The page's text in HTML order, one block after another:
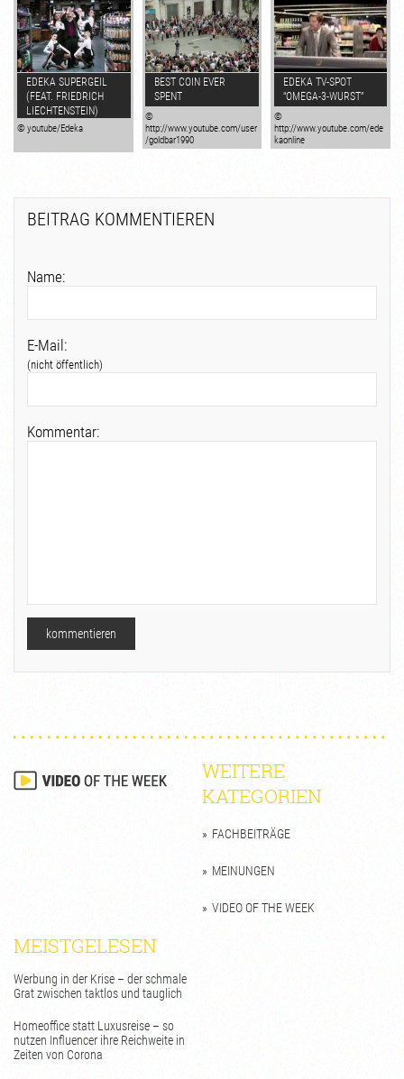
EDEKA SUPERGEIL
(FEAT. FRIEDRICH
LIECHTENSTEIN)
© youtube/Edeka
BEST COIN EVER
SPENT
©
http://www.youtube.com/user
/goldbar1990
EDEKA TV-SPOT
“OMEGA-3-WURST”
©
http://www.youtube.com/ede
kaonline
BEITRAG KOMMENTIEREN
Name:
E-Mail:
(nicht öffentlich)
Kommentar:
WEITERE
KATEGORIEN
FACHBEITRÄGE
MEINUNGEN
VIDEO OF THE WEEK
MEISTGELESEN
Werbung in der Krise – der schmale
Grat zwischen taktlos und tauglich
Homeoffice statt Luxusreise – so
nutzen Influencer ihre Reichweite in
Zeiten von Corona